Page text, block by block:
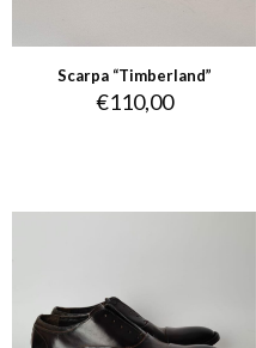
Scarpa “Timberland”
€110,00